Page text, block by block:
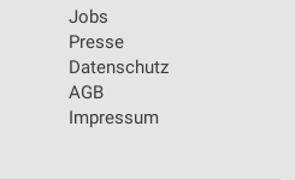
Jobs
Presse
Datenschutz
AGB
Impressum